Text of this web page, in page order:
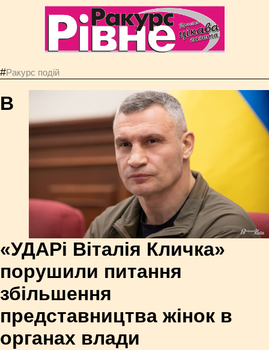
#Ракурс подій
В
«УДАРі Віталія Кличка»
порушили питання
збільшення
представництва жінок в
органах влади